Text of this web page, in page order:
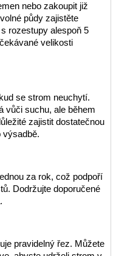
nebo zakoupit již
půdy zajistěte
rozestupy alespoň 5
velikosti
se strom neuchytí.
vůči suchu, ale během
zajistit dostatečnou
výsadbě.
za rok, což podpoří
Dodržujte doporučené
pravidelný řez. Můžete